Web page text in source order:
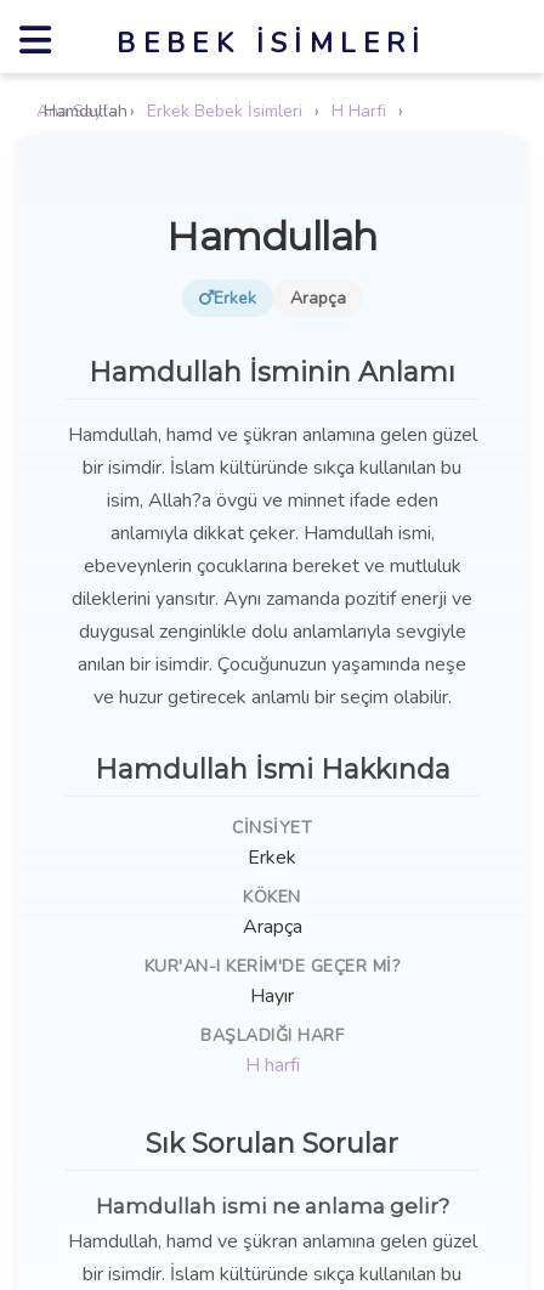
BEBEK İSIMLERI
Ana Sayfa › Erkek Bebek İsimleri › H Harfi ›
Hamdullah
Hamdullah
Erkek Arapça
Hamdullah İsminin Anlamı
Hamdullah, hamd ve şükran anlamına gelen güzel
bir isimdir. İslam kültüründe sıkça kullanılan bu
isim, Allah?a övgü ve minnet ifade eden
anlamıyla dikkat çeker. Hamdullah ismi,
ebeveynlerin çocuklarına bereket ve mutluluk
dileklerini yansıtır. Aynı zamanda pozitif enerji ve
duygusal zenginlikle dolu anlamlarıyla sevgiyle
anılan bir isimdir. Çocuğunuzun yaşamında neşe
ve huzur getirecek anlamlı bir seçim olabilir.
Hamdullah İsmi Hakkında
CINSIYET
Erkek
KÖKEN
Arapça
KUR'AN-I KERIM'DE GEÇER MI?
Hayır
BAŞLADIĞI HARF
H harfi
Sık Sorulan Sorular
Hamdullah ismi ne anlama gelir?
Hamdullah, hamd ve şükran anlamına gelen güzel
bir isimdir. İslam kültüründe sıkça kullanılan bu